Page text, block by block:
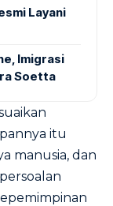
Layani
Imigrasi
Soetta
itu
manusia, dan